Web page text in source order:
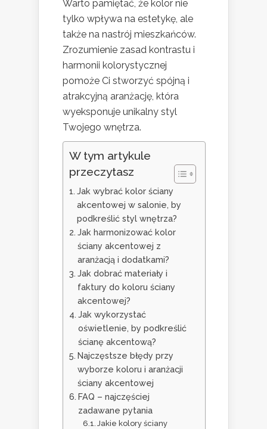
Warto pamiętać, że kolor nie
tylko wpływa na estetykę, ale
także na nastrój mieszkańców.
Zrozumienie zasad kontrastu i
harmonii kolorystycznej
pomoże Ci stworzyć spójną i
atrakcyjną aranżację, która
wyeksponuje unikalny styl
Twojego wnętrza.
W tym artykule
przeczytasz
Jak wybrać kolor ściany
akcentowej w salonie, by
podkreślić styl wnętrza?
Jak harmonizować kolor
ściany akcentowej z
aranżacją i dodatkami?
Jak dobrać materiały i
faktury do koloru ściany
akcentowej?
Jak wykorzystać
oświetlenie, by podkreślić
ścianę akcentową?
Najczęstsze błędy przy
wyborze koloru i aranżacji
ściany akcentowej
FAQ – najczęściej
zadawane pytania
Jakie kolory ściany